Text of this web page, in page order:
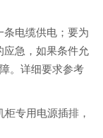
条电缆供电；要为
应急，如果条件允
。详细要求参考
专用电源插排，